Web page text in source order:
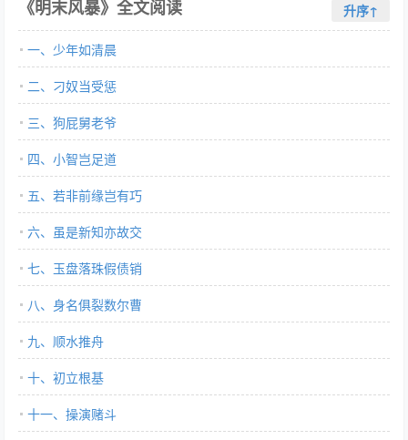
《明末风暴》全文阅读 升序↑
一、少年如清晨
二、刁奴当受惩
三、狗屁舅老爷
四、小智岂足道
五、若非前缘岂有巧
六、虽是新知亦故交
七、玉盘落珠假债销
八、身名俱裂数尔曹
九、顺水推舟
十、初立根基
十一、操演赌斗